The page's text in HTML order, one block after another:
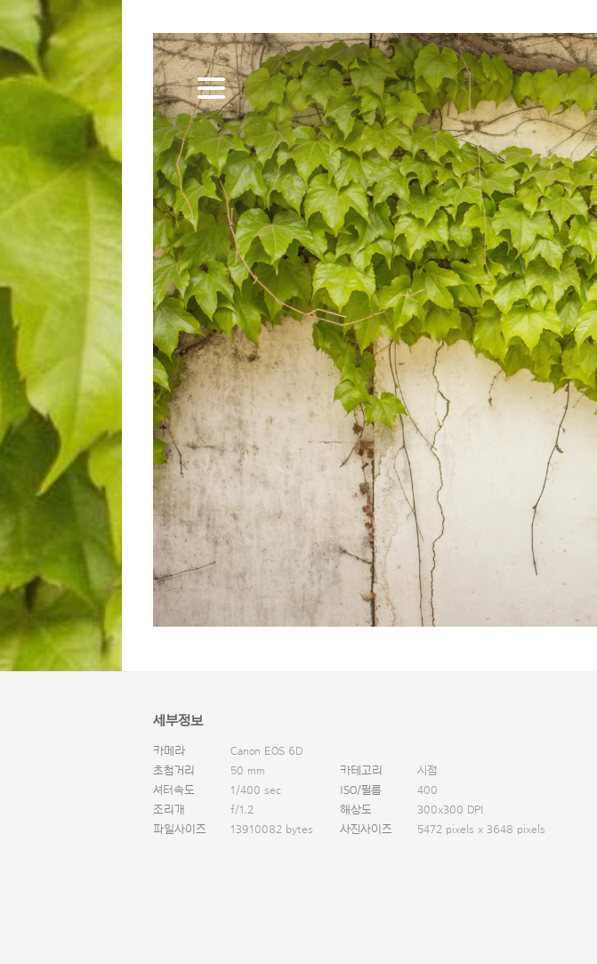
세부정보
카메라
Canon EOS 6D
초첨거리
50 mm 카테고리
시점
셔터속도
1/400 sec ISO/필름
400
조리개
f/1.2 해상도
300x300 DPI
파일사이즈
13910082 bytes 사진사이즈 5472 pixels x 3648 pixels